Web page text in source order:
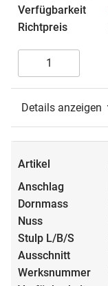
Details anzeigen